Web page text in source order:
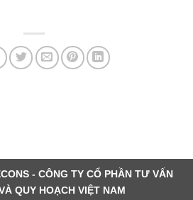
- CÔNG TY CỔ PHẦN TƯ VẤN
QUY HOẠCH VIỆT NAM